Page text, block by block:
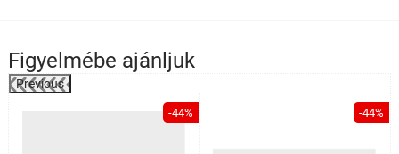
talp: 100% TPR (termoplasztikus gumi)
technológia: Relife Soft Reflex System
Figyelmébe ajánljuk
Previous
-44% -44%